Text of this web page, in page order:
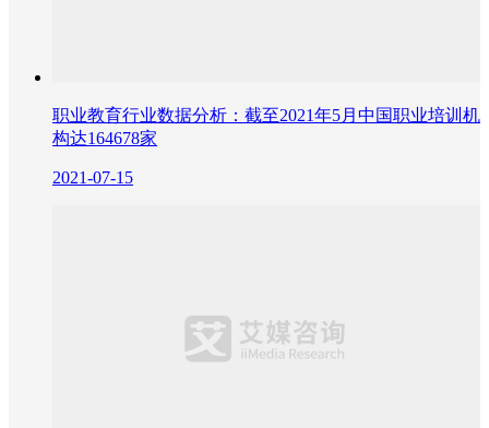
职业教育行业数据分析：截至2021年5月中国职业培训机
构达164678家
2021-07-15